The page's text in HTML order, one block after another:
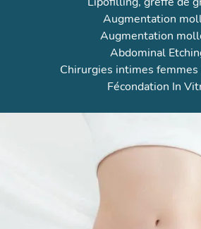
Augmentation
Augmentation
Abdominal
Chirurgies intimes femmes
Fécondation In